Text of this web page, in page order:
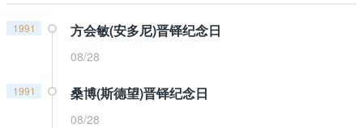
1991 方会敏(安多尼)晋铎纪念日
08/28
1991 桑博(斯德望)晋铎纪念日
08/28